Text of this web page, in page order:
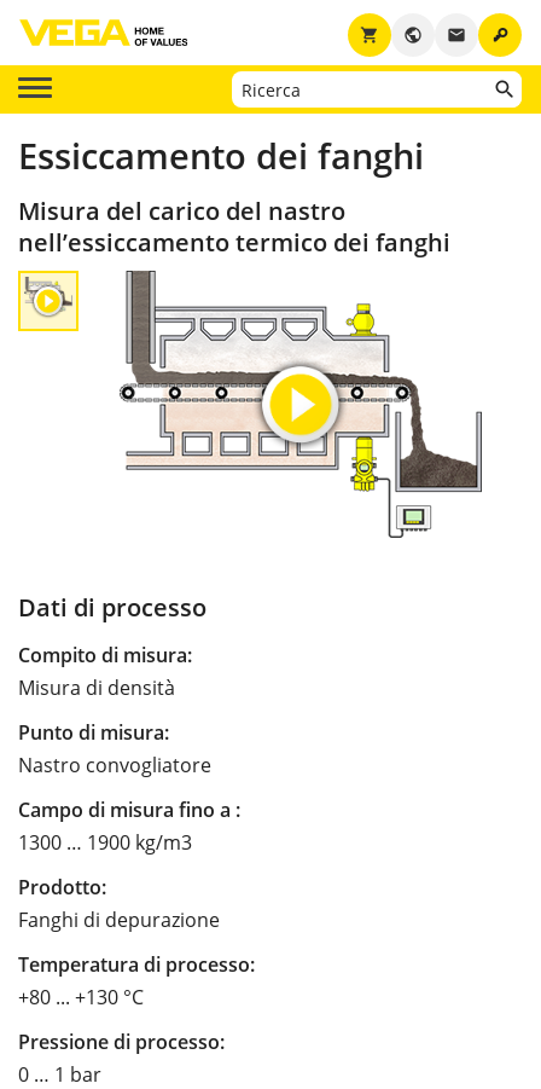
key
email
public
shopping_cart
Essiccamento dei fanghi
Misura del carico del nastro
nell’essiccamento termico dei fanghi
Dati di processo
Compito di misura:
Misura di densità
Punto di misura:
Nastro convogliatore
Campo di misura fino a :
1300 … 1900 kg/m3
Prodotto:
Fanghi di depurazione
Temperatura di processo:
+80 ... +130 °C
Pressione di processo:
0 … 1 bar